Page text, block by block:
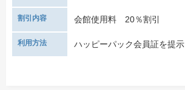
割引内容 会館使用料 20％割引
利用方法 ハッピーパック会員証を提示